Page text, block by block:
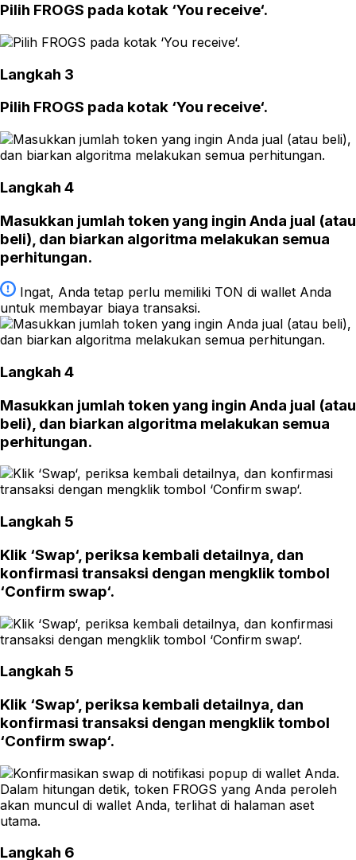
Pilih FROGS pada kotak ‘You receive‘.
Langkah 3
Pilih FROGS pada kotak ‘You receive‘.
Langkah 4
Masukkan jumlah token yang ingin Anda jual (atau
beli), dan biarkan algoritma melakukan semua
perhitungan.
Ingat, Anda tetap perlu memiliki TON di wallet Anda
untuk membayar biaya transaksi.
Langkah 4
Masukkan jumlah token yang ingin Anda jual (atau
beli), dan biarkan algoritma melakukan semua
perhitungan.
Langkah 5
Klik ‘Swap‘, periksa kembali detailnya, dan
konfirmasi transaksi dengan mengklik tombol
‘Confirm swap‘.
Langkah 5
Klik ‘Swap‘, periksa kembali detailnya, dan
konfirmasi transaksi dengan mengklik tombol
‘Confirm swap‘.
Langkah 6